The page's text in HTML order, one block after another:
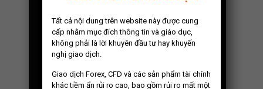
Tất cả nội dung trên website này được cung
cấp nhằm mục đích thông tin và giáo dục,
không phải là lời khuyên đầu tư hay khuyến
nghị giao dịch.
Giao dịch Forex, CFD và các sản phẩm tài chính
khác tiềm ẩn rủi ro cao, bao gồm rủi ro mất một